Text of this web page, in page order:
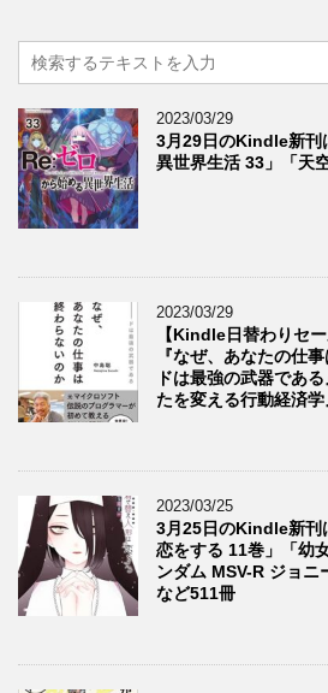
2023/03/29
3月29日のKindle新刊
異世界生活 33」「天
2023/03/29
【Kindle日替わりセ
『なぜ、あなたの仕
ドは最強の武器であ
たを変える行動経済
2023/03/25
3月25日のKindle新刊
恋をする 11巻」「幼
ンダム MSV-R ジョニ
など511冊